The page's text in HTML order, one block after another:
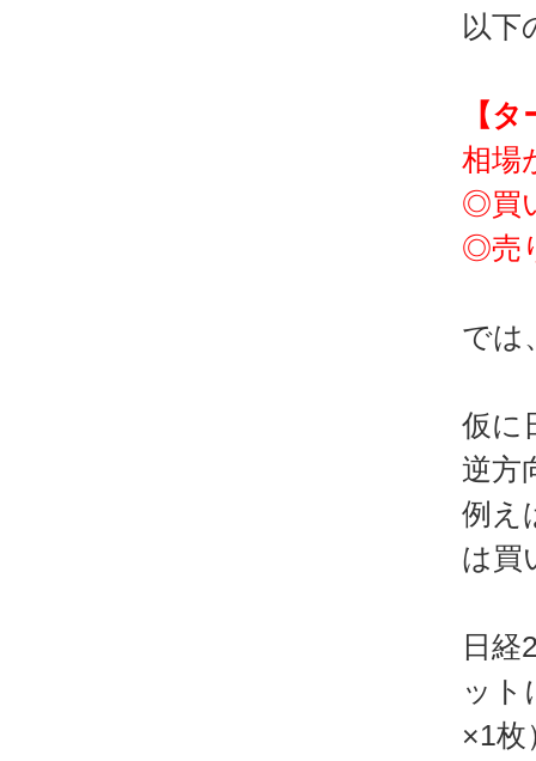
以下
【
相場
◎買
◎売
では
仮に
逆方
例え
は買
日経
ット
×1枚